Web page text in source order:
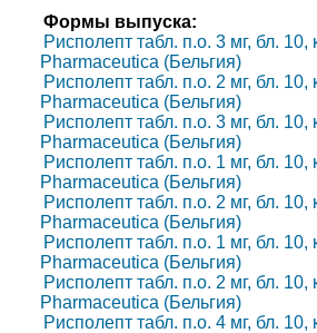
Формы выпуска:
Рисполепт табл. п.о. 3 мг, бл.
Pharmaceutica (Бельгия)
Рисполепт табл. п.о. 2 мг, бл.
Pharmaceutica (Бельгия)
Рисполепт табл. п.о. 3 мг, бл.
Pharmaceutica (Бельгия)
Рисполепт табл. п.о. 1 мг, бл.
Pharmaceutica (Бельгия)
Рисполепт табл. п.о. 2 мг, бл.
Pharmaceutica (Бельгия)
Рисполепт табл. п.о. 1 мг, бл.
Pharmaceutica (Бельгия)
Рисполепт табл. п.о. 2 мг, бл.
Pharmaceutica (Бельгия)
Рисполепт табл. п.о. 4 мг, бл.